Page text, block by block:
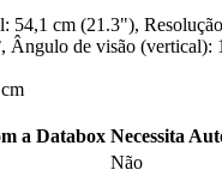
cm (21.3"),
de visão
a Databox Necessita
Não